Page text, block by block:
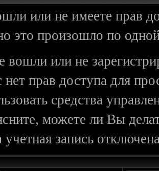
или не имеете прав
это произошло по
вошли или не
нет прав доступа для
средства
можете ли Вы
запись